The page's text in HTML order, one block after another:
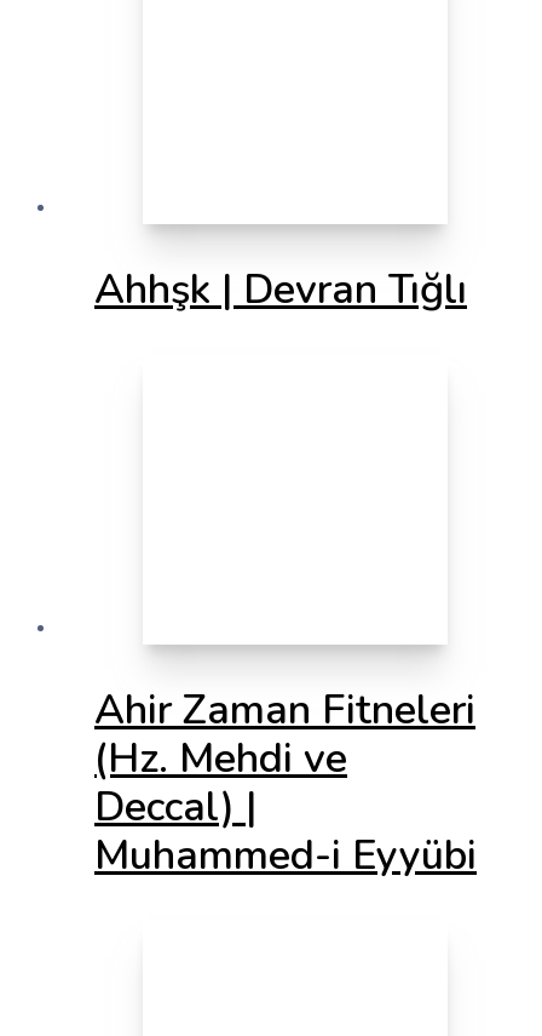
Ahhşk | Devran Tığlı
Ahir Zaman Fitneleri
(Hz. Mehdi ve
Deccal) |
Muhammed-i Eyyübi